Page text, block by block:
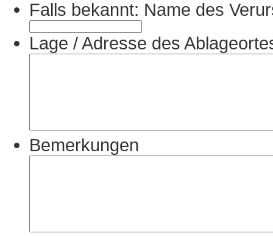
Falls bekannt: Name des
Lage / Adresse des
Bemerkungen